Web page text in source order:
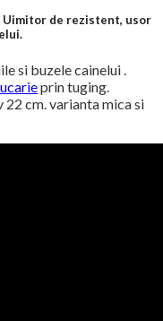
65,00 lei
Uimitor de rezistent, usor
si buzele cainelui .
prin tuging.
cm. varianta mica si